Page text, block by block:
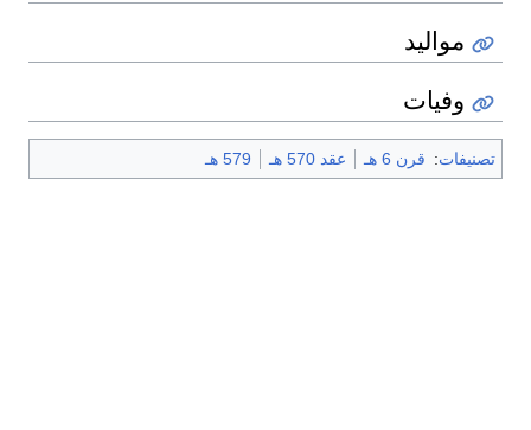
مواليد
وفيات
تصنيفات: قرن 6 هـ عقد 570 هـ 579 هـ